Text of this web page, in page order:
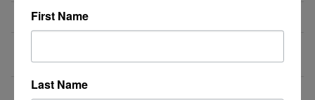
깨끗하고 분위기 좋은 일식당 매매합니다.
니다.
알라스카 식당렌트
First Name
Last Name